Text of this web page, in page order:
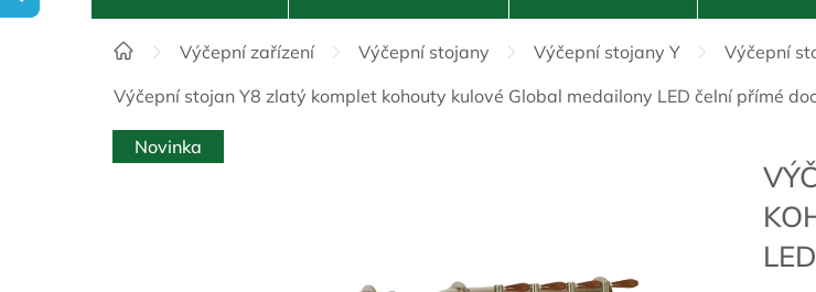
DomůVýčepní zařízení Výčepní stojany Výčepní stojany Y
Výčepní
Výčepní stojan Y8 zlatý komplet kohouty kulové Global medailony LED čelní přímé
Novinka